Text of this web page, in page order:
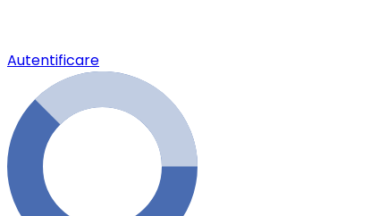
Autentificare